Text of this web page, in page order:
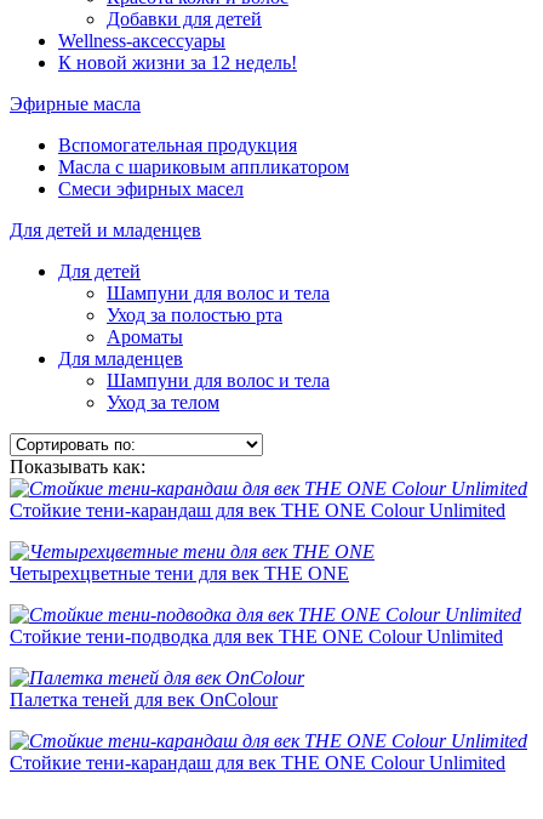
Добавки для детей
Wellness-аксессуары
К новой жизни за 12 недель!
Эфирные масла
Вспомогательная продукция
Масла с шариковым аппликатором
Смеси эфирных масел
Для детей и младенцев
Для детей
Шампуни для волос и тела
Уход за полостью рта
Ароматы
Для младенцев
Шампуни для волос и тела
Уход за телом
Показывать как:
Стойкие тени-карандаш для век THE ONE Colour Unlimited
Четырехцветные тени для век THE ONE
Стойкие тени-подводка для век THE ONE Colour Unlimited
Палетка теней для век OnColour
Стойкие тени-карандаш для век THE ONE Colour Unlimited